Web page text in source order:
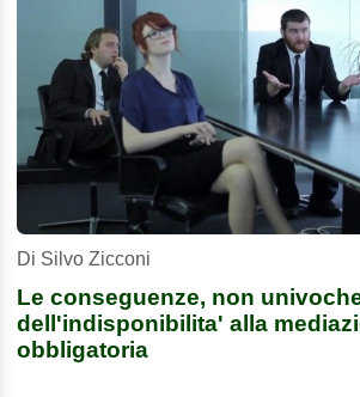
Di Silvo Zicconi
Le conseguenze, non
dell'indisponibilita' alla
obbligatoria